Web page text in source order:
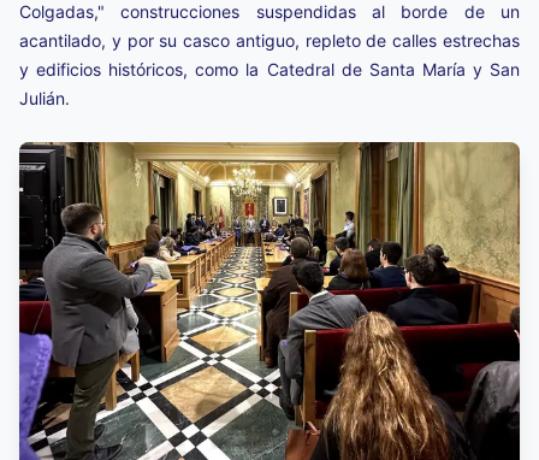
Colgadas," construcciones suspendidas al borde de un
acantilado, y por su casco antiguo, repleto de calles estrechas
y edificios históricos, como la Catedral de Santa María y San
Julián.